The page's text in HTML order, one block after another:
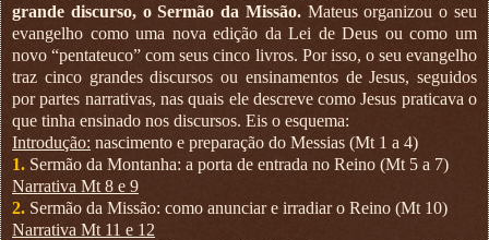
grande discurso, o Sermão da Missão.Mateus organizou o seu
evangelho como uma nova edição da Lei de Deus ou como um
novo “pentateuco” com seus cinco livros. Por isso, o seu evangelho
traz cinco grandes discursos ou ensinamentos de Jesus, seguidos
por partes narrativas, nas quais ele descreve como Jesus praticava o
que tinha ensinado nos discursos. Eis o esquema:
Introdução: nascimento e preparação do Messias (Mt 1 a 4)
1. Sermão da Montanha: a porta de entrada no Reino (Mt 5 a 7)
Narrativa Mt 8 e 9
2. Sermão da Missão: como anunciar e irradiar o Reino (Mt 10)
Narrativa Mt 11 e 12